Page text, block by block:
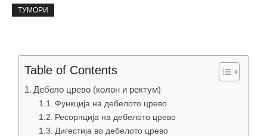
ТУМОРИ
Table of Contents
Дебело црево (колон и ректум)
Функција на дебелото црево
Ресорпција на дебелото црево
Дигестија во дебелото црево